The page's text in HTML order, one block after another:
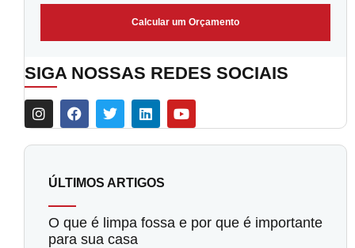
Calcular um Orçamento
SIGA NOSSAS REDES SOCIAIS
ÚLTIMOS ARTIGOS
O que é limpa fossa e por que é importante
para sua casa